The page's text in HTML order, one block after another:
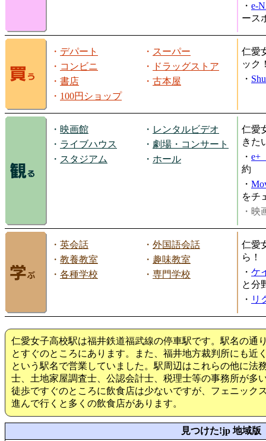
・ e-
ース
・ デパート ・ スーパー
・ コンビニ ・
ドラッグストア
・ 書店 ・ 古本屋
・ 100円ショップ
仁愛
ック
・
・ 映画館 ・ レンタルビデオ
・ ライブハウス ・ 劇場・コンサート
・ スタジアム ・ ホール
仁愛
きた
・ e+
約
・
をチ
・映
・ 英会話 ・ 外国語会話
・ 教養教室 ・ 趣味教室
・ 各種学校 ・ 専門学校
仁愛
ら！
・ ケ
と分
・ リ
仁愛女子高校駅は福井鉄道福武線の停車駅です。駅名の通
とすぐのところにあります。また、福井地方裁判所にも近
という駅名で営業していました。駅周辺はこれらの他に法
士、土地家屋調査士、公認会計士、税理士等の事務所が多
徒歩ですぐのところに飲食店は少ないですが、フェニック
進んで行くと多くの飲食店があります。
見つけた!jp 地域版